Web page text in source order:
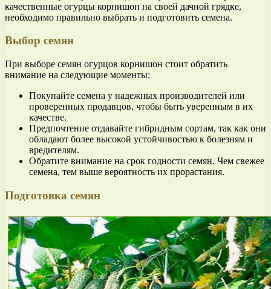
качественные огурцы корнишон на своей дачной грядке,
необходимо правильно выбрать и подготовить семена.
Выбор семян
При выборе семян огурцов корнишон стоит обратить
внимание на следующие моменты:
Покупайте семена у надежных производителей или
проверенных продавцов, чтобы быть уверенным в их
качестве.
Предпочтение отдавайте гибридным сортам, так как они
обладают более высокой устойчивостью к болезням и
вредителям.
Обратите внимание на срок годности семян. Чем свежее
семена, тем выше вероятность их прорастания.
Подготовка семян